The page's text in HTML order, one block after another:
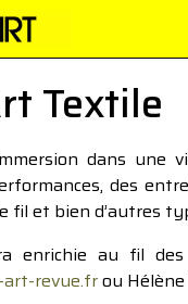
Textile
dans
des
fil et bien d’autres
enrichie au fil
revue.frou